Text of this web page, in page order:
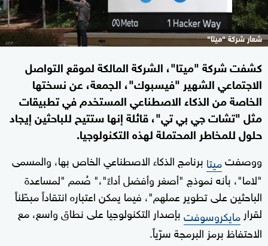
شعار شركة "ميتا"
كشفت شركة "ميتا"، الشركة المالكة لموقع التواصل
الاجتماعي الشهير "فيسبوك"، الجمعة، عن نسختها
الخاصة من الذكاء الاصطناعي المستخدم في تطبيقات
مثل "تشات جي بي تي"، قائلة إنها ستتيح للباحثين إيجاد
حلول للمخاطر المحتملة لهذه التكنولوجيا.
ووصفتميتا برنامج الذكاء الاصطناعي الخاص بها، والمسمى
"لاما"، بأنه نموذج "أصغر وأفضل أداءً"،" صُمم "لمساعدة
الباحثين على تطوير عملهم"، فيما يمكن اعتباره انتقاداً مبطّناً
لقرار مايكروسوفتبإصدار التكنولوجيا على نطاق واسع، مع
الاحتفاظ برمز البرمجة سرّياً.